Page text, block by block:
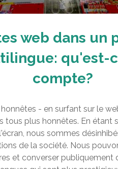
web dans un
qu'est-
compte?
- en surfant sur le
tous plus honnêtes. En étant
nous sommes
de la société. Nous
et converser publiquement